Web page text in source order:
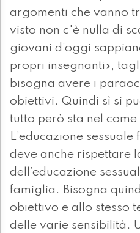
argomenti che vanno
visto non c'è nulla di
giovani d’oggi
propri insegnanti»,
bisogna avere i
obiettivi. Quindi sì si
tutto però sta nel
L’educazione
deve anche rispettare
dell’educazione
famiglia. Bisogna
obiettivo e allo stesso
delle varie sensibilità.